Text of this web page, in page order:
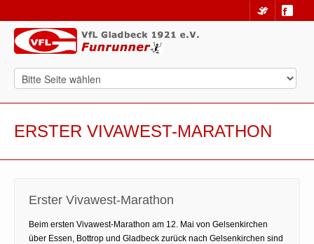
ERSTER VIVAWEST-MARATHON
Erster Vivawest-Marathon
Beim ersten Vivawest-Marathon am 12. Mai von Gelsenkirchen
über Essen, Bottrop und Gladbeck zurück nach Gelsenkirchen sind